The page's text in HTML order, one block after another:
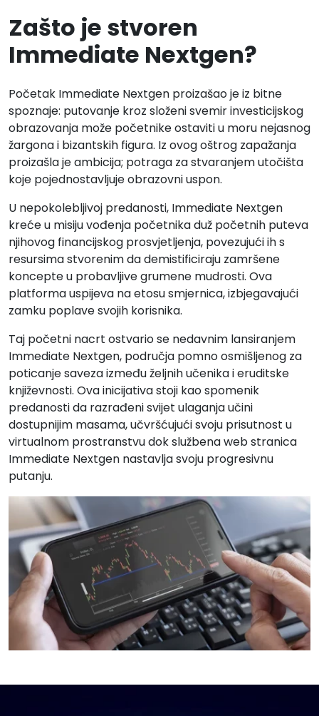
Zašto je stvoren
Immediate Nextgen?
Početak Immediate Nextgen proizašao je iz bitne
spoznaje: putovanje kroz složeni svemir investicijskog
obrazovanja može početnike ostaviti u moru nejasnog
žargona i bizantskih figura. Iz ovog oštrog zapažanja
proizašla je ambicija; potraga za stvaranjem utočišta
koje pojednostavljuje obrazovni uspon.
U nepokolebljivoj predanosti, Immediate Nextgen
kreće u misiju vođenja početnika duž početnih puteva
njihovog financijskog prosvjetljenja, povezujući ih s
resursima stvorenim da demistificiraju zamršene
koncepte u probavljive grumene mudrosti. Ova
platforma uspijeva na etosu smjernica, izbjegavajući
zamku poplave svojih korisnika.
Taj početni nacrt ostvario se nedavnim lansiranjem
Immediate Nextgen, područja pomno osmišljenog za
poticanje saveza između željnih učenika i eruditske
književnosti. Ova inicijativa stoji kao spomenik
predanosti da razrađeni svijet ulaganja učini
dostupnijim masama, učvršćujući svoju prisutnost u
virtualnom prostranstvu dok službena web stranica
Immediate Nextgen nastavlja svoju progresivnu
putanju.